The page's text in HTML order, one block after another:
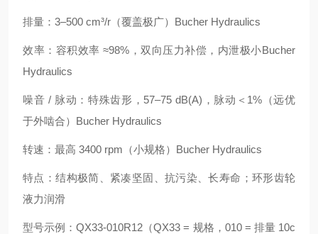
排量：3–500 cm³/r（覆盖极广）Bucher Hydraulics
效率：容积效率 ≈98%，双向压力补偿，内泄极小Bucher
Hydraulics
噪音 / 脉动：特殊齿形，57–75 dB(A)，脉动＜1%（远优
于外啮合）Bucher Hydraulics
转速：最高 3400 rpm（小规格）Bucher Hydraulics
特点：结构极简、紧凑坚固、抗污染、长寿命；环形齿轮
液力润滑
型号示例：QX33-010R12（QX33 = 规格，010 = 排量 10c